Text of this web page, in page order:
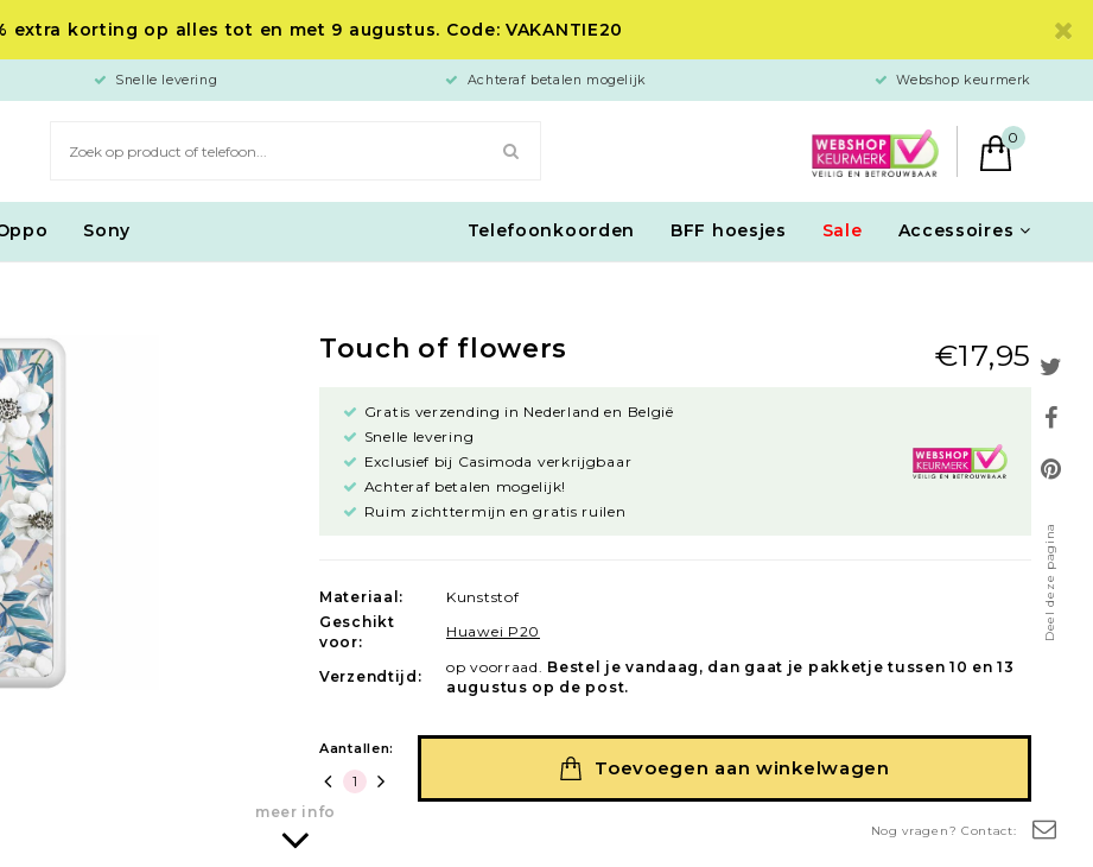
extra korting op alles tot en met 9 augustus. Code: VAKANTIE20
Snelle levering Achteraf betalen mogelijk Webshop keurmerk
0
Sony Telefoonkoorden BFF hoesjes Sale Accessoires
Deel deze pagina
Nog vragen? Contact:
Touch of flowers €17,95
Gratis verzending in Nederland en België
Snelle levering
Exclusief bij Casimoda verkrijgbaar
Achteraf betalen mogelijk!
Ruim zichttermijn en gratis ruilen
Materiaal:
Kunststof
Geschikt
voor:
Huawei P20
Verzendtijd:
op voorraad. Bestel je vandaag, dan gaat je pakketje tussen 10 en 13
augustus op de post.
Aantallen:
Toevoegen aan winkelwagen
meer info